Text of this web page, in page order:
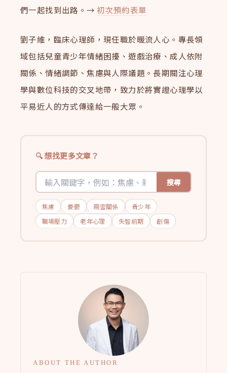
們一起找到出路。→ 初次預約表單
劉子維，臨床心理師，現任職於暖流人心。專長領
域包括兒童青少年情緒困擾、遊戲治療、成人依附
關係、情緒調節、焦慮與人際議題。長期關注心理
學與數位科技的交叉地帶，致力於將實證心理學以
平易近人的方式傳達給一般大眾。
想找更多文章？
搜尋
焦慮 憂鬱 親密關係
青少年
職場壓力
老年心理 失智前期 創傷
ABOUT THE AUTHOR